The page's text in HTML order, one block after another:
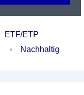
ETF/ETP
Nachhaltig